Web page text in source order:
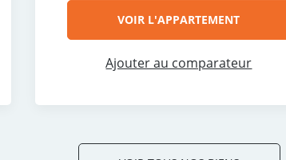
VOIR L'APPARTEMENT
Ajouter au comparateur